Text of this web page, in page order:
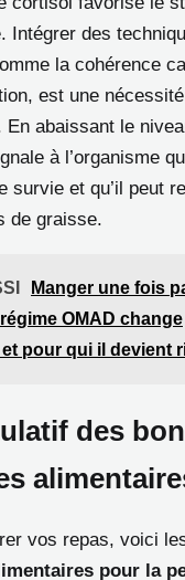
Intégrer des
la cohérence
est une nécessité
En abaissant le
à l’organisme
survie et qu’il peut
de graisse.
Manger une fois
OMAD change
pour qui il devient
des
vos repas, voici
pour la